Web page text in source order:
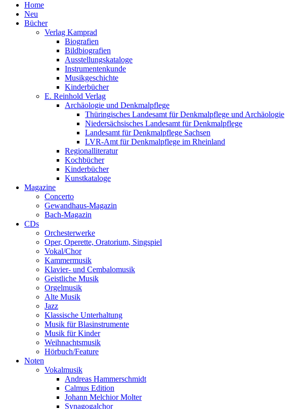
Home
Neu
Bücher
Verlag Kamprad
Biografien
Bildbiografien
Ausstellungskataloge
Instrumentenkunde
Musikgeschichte
Kinderbücher
E. Reinhold Verlag
Archäologie und Denkmalpflege
Thüringisches Landesamt für Denkmalpflege und Archäologie
Niedersächsisches Landesamt für Denkmalpflege
Landesamt für Denkmalpflege Sachsen
LVR-Amt für Denkmalpflege im Rheinland
Regionalliteratur
Kochbücher
Kinderbücher
Kunstkataloge
Magazine
Concerto
Gewandhaus-Magazin
Bach-Magazin
CDs
Orchesterwerke
Oper, Operette, Oratorium, Singspiel
Vokal/Chor
Kammermusik
Klavier- und Cembalomusik
Geistliche Musik
Orgelmusik
Alte Musik
Jazz
Klassische Unterhaltung
Musik für Blasinstrumente
Musik für Kinder
Weihnachtsmusik
Hörbuch/Feature
Noten
Vokalmusik
Andreas Hammerschmidt
Calmus Edition
Johann Melchior Molter
Synagogalchor